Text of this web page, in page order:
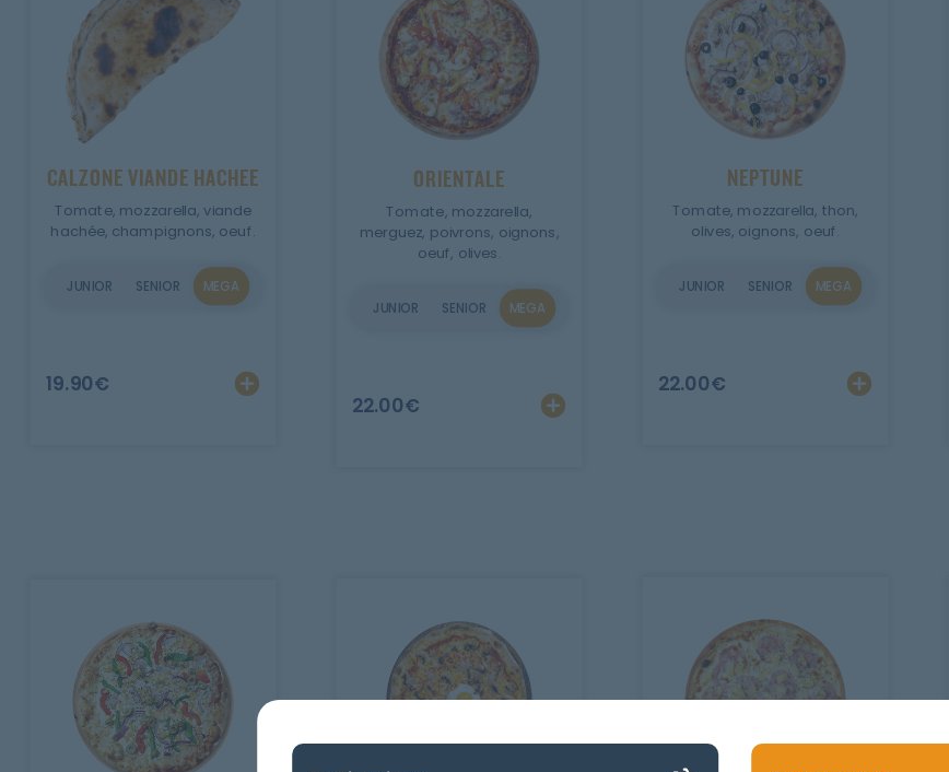
CALZONE VIANDE HACHEE
Tomate, mozzarella, viande
hachée, champignons, oeuf.
JUNIOR SENIOR MEGA
19.90€
ORIENTALE
Tomate, mozzarella,
merguez, poivrons, oignons,
oeuf, olives.
JUNIOR SENIOR MEGA
22.00€ Ajouter Personnaliser
NEPTUNE
Tomate, mozzarella, thon,
olives, oignons, oeuf.
JUNIOR SENIOR MEGA
22.00€